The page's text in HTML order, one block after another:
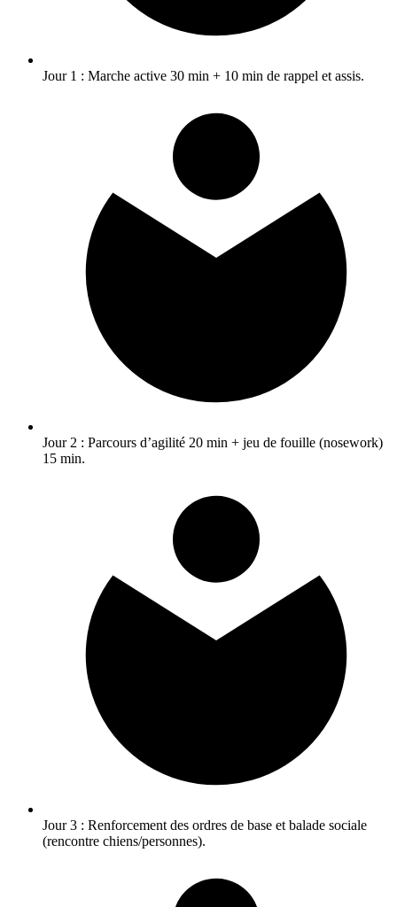
Jour 1 : Marche active 30 min + 10 min de rappel et assis.
Jour 2 : Parcours d’agilité 20 min + jeu de fouille (nosework)
15 min.
Jour 3 : Renforcement des ordres de base et balade sociale
(rencontre chiens/personnes).